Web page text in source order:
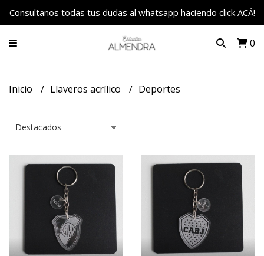
Consultanos todas tus dudas al whatsapp haciendo click ACÁ!
0
Inicio Llaveros acrílico Deportes